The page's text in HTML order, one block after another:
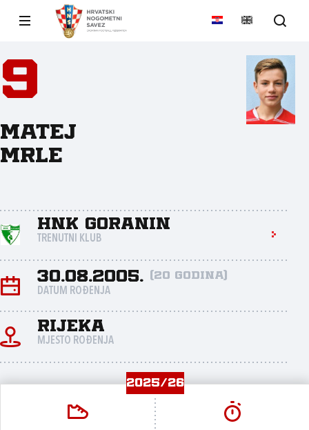
9
Matej
Mrle
HNK Goranin
TRENUTNI KLUB
30.08.2005. (20 godina)
DATUM ROĐENJA
Rijeka
MJESTO ROĐENJA
2025/26